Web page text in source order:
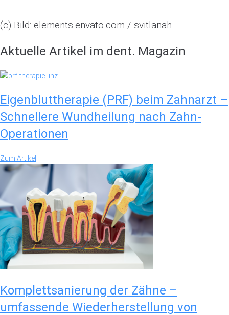
(c) Bild: elements.envato.com / svitlanah
Aktuelle Artikel im dent. Magazin
Eigenbluttherapie (PRF) beim Zahnarzt –
Schnellere Wundheilung nach Zahn-
Operationen
Zum Artikel
Komplettsanierung der Zähne –
umfassende Wiederherstellung von